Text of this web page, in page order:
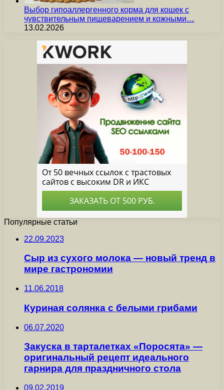
Выбор гипоаллергенного корма для кошек с
чувствительным пищеварением и кожными…
13.02.2026
Популярные статьи
22.09.2023
Сыр из сухого молока — новый тренд в
мире гастрономии
11.06.2018
Куриная солянка с белыми грибами
06.07.2020
Закуска в тарталетках «Поросята» —
оригинальный рецепт идеального
гарнира для праздничного стола
09.02.2019